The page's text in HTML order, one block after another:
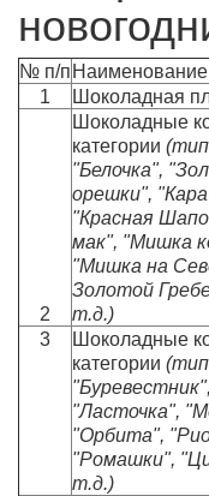
№ п/п Наименование
1
Шоколадная
2
Шоколадные
категории
"Белочка",
орешки",
"Красная
мак", "Мишка
"Мишка на
Золотой
т.д.)
3
Шоколадные
категории
"Ласточка",
"Орбита",
"Ромашки",
т.д.)